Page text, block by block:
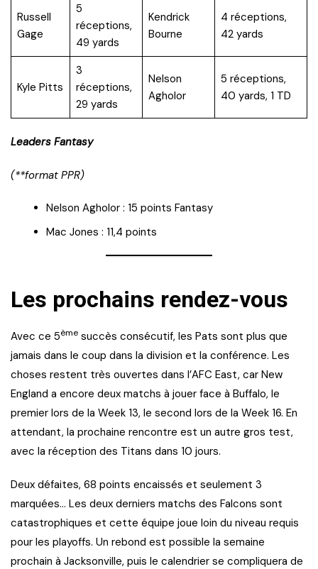
Russell
Gage
5
réceptions,
49 yards
Kendrick
Bourne
4 réceptions,
42 yards
Kyle Pitts
3
réceptions,
29 yards
Nelson
Agholor
5 réceptions,
40 yards, 1 TD
Leaders Fantasy
(**format PPR)
Nelson Agholor : 15 points Fantasy
Mac Jones : 11,4 points
Les prochains rendez-vous
Avec ce 5ème succès consécutif, les Pats sont plus que
jamais dans le coup dans la division et la conférence. Les
choses restent très ouvertes dans l’AFC East, car New
England a encore deux matchs à jouer face à Buffalo, le
premier lors de la Week 13, le second lors de la Week 16. En
attendant, la prochaine rencontre est un autre gros test,
avec la réception des Titans dans 10 jours.
Deux défaites, 68 points encaissés et seulement 3
marquées… Les deux derniers matchs des Falcons sont
catastrophiques et cette équipe joue loin du niveau requis
pour les playoffs. Un rebond est possible la semaine
prochain à Jacksonville, puis le calendrier se compliquera de